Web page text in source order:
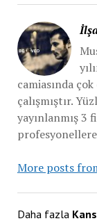
camiasında
çalışmıştır.
yayınlanmış 3
More posts
Daha fazla